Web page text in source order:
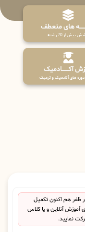
های منعطف
بیش از 70 رشته
آکـــــــادمیک
دوره های آکادمیک و ترمیک
ظفر هم اکنون تکمیل
آنلاین و یا کلاس
نمایید.